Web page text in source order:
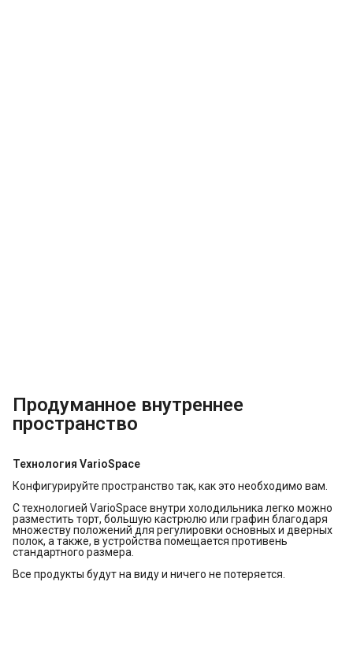
Продуманное внутреннее
пространство
Технология VarioSpace
Конфигурируйте пространство так, как это необходимо вам.
С технологией VarioSpace внутри холодильника легко можно
разместить торт, большую кастрюлю или графин благодаря
множеству положений для регулировки основных и дверных
полок, а также, в устройства помещается противень
стандартного размера.
Все продукты будут на виду и ничего не потеряется.